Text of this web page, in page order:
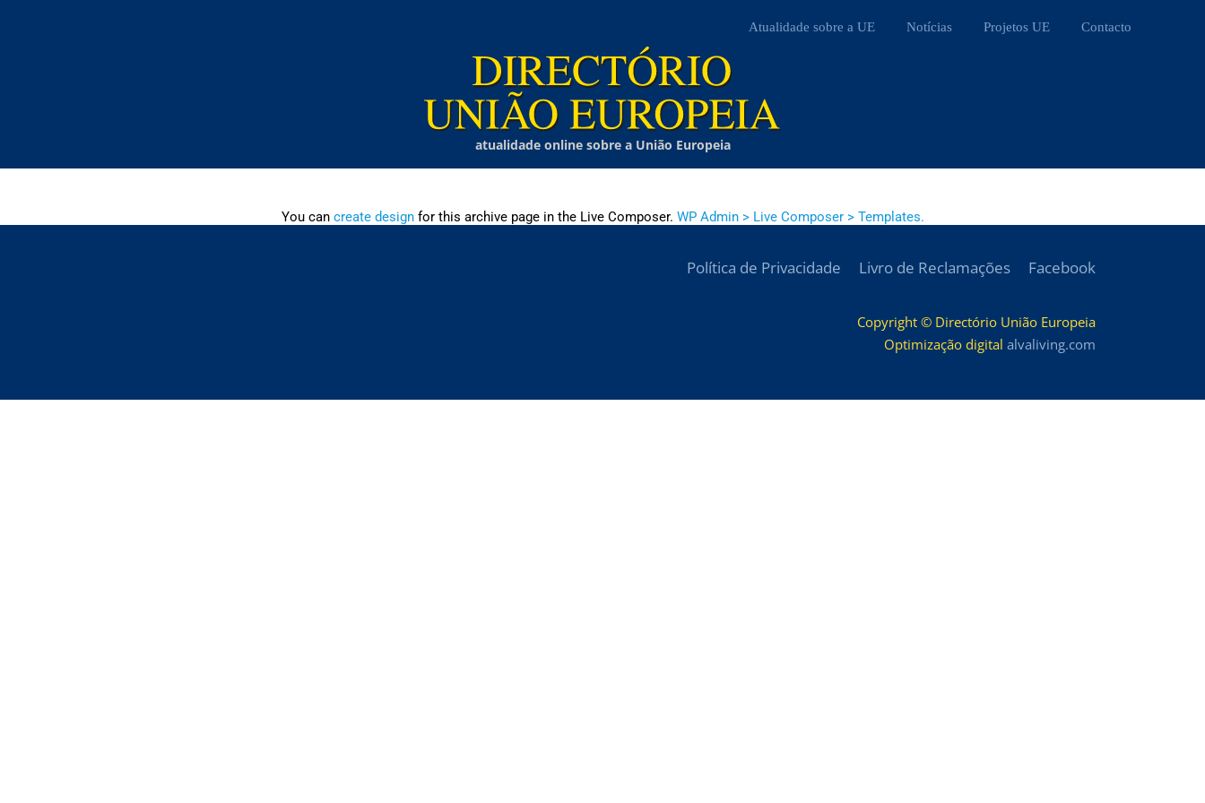
Atualidade sobre a UE Notícias Projetos UE Contacto
atualidade online sobre a União Europeia
You can create designfor this archive page in the Live Composer. WP Admin > Live Composer > Templates.
Política de Privacidade Livro de Reclamações Facebook
Copyright © Directório União Europeia
Optimização digital alvaliving.com